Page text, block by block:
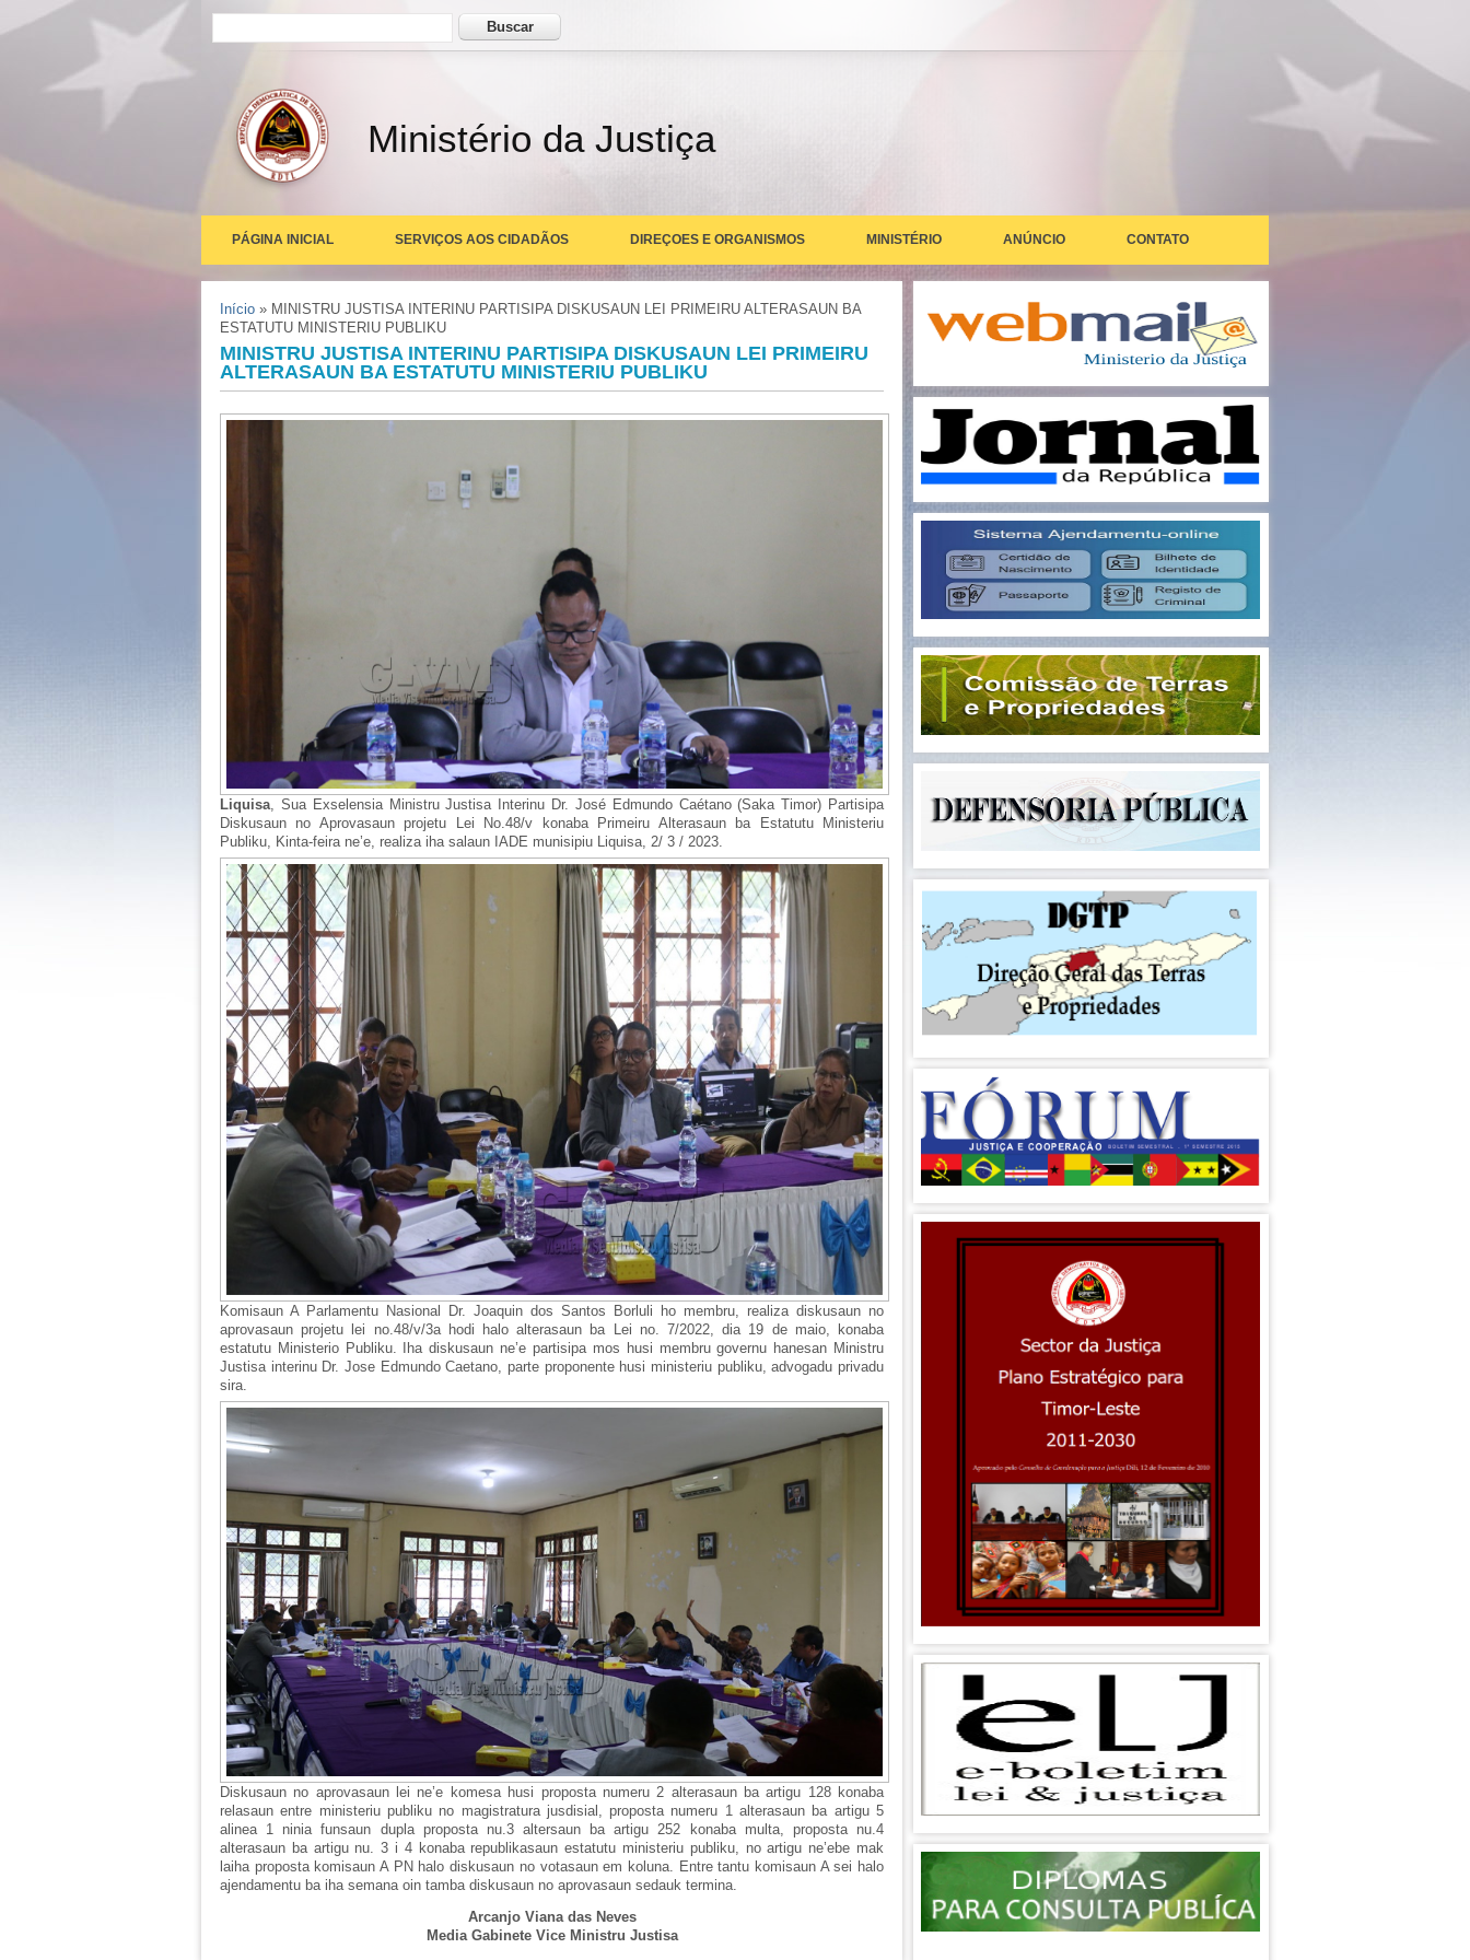
Formulário de busca Buscar
Ministério da Justiça
PÁGINA INICIAL SERVIÇOS AOS CIDADÃOS DIREÇOES E ORGANISMOS MINISTÉRIO ANÚNCIO CONTATO
Você está aqui
Início » MINISTRU JUSTISA INTERINU PARTISIPA DISKUSAUN LEI PRIMEIRU ALTERASAUN BA
ESTATUTU MINISTERIU PUBLIKU
MINISTRU JUSTISA INTERINU PARTISIPA DISKUSAUN LEI PRIMEIRU
ALTERASAUN BA ESTATUTU MINISTERIU PUBLIKU
Liquisa, Sua Exselensia Ministru Justisa Interinu Dr. José Edmundo Caétano (Saka Timor) Partisipa
Diskusaun no Aprovasaun projetu Lei No.48/v konaba Primeiru Alterasaun ba Estatutu Ministeriu
Publiku, Kinta-feira ne’e, realiza iha salaun IADE munisipiu Liquisa, 2/ 3 / 2023.
Komisaun A Parlamentu Nasional Dr. Joaquin dos Santos Borluli ho membru, realiza diskusaun no
aprovasaun projetu lei no.48/v/3a hodi halo alterasaun ba Lei no. 7/2022, dia 19 de maio, konaba
estatutu Ministerio Publiku. Iha diskusaun ne’e partisipa mos husi membru governu hanesan Ministru
Justisa interinu Dr. Jose Edmundo Caetano, parte proponente husi ministeriu publiku, advogadu privadu
sira.
Diskusaun no aprovasaun lei ne’e komesa husi proposta numeru 2 alterasaun ba artigu 128 konaba
relasaun entre ministeriu publiku no magistratura jusdisial, proposta numeru 1 alterasaun ba artigu 5
alinea 1 ninia funsaun dupla proposta nu.3 altersaun ba artigu 252 konaba multa, proposta nu.4
alterasaun ba artigu nu. 3 i 4 konaba republikasaun estatutu ministeriu publiku, no artigu ne’ebe mak
laiha proposta komisaun A PN halo diskusaun no votasaun em koluna. Entre tantu komisaun A sei halo
ajendamentu ba iha semana oin tamba diskusaun no aprovasaun sedauk termina.
Arcanjo Viana das Neves
Media Gabinete Vice Ministru Justisa